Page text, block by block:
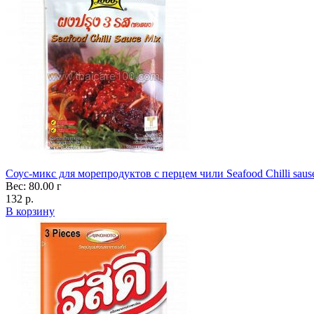
Соус-микс для морепродуктов с перцем чили Seafood Chilli
Вес: 80.00 г
132 р.
В корзину